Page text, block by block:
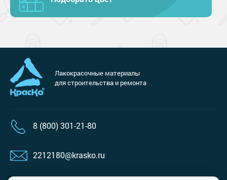
Лакокрасочные материалы
для строительства и ремонта
8 (800) 301-21-80
2212180@krasko.ru